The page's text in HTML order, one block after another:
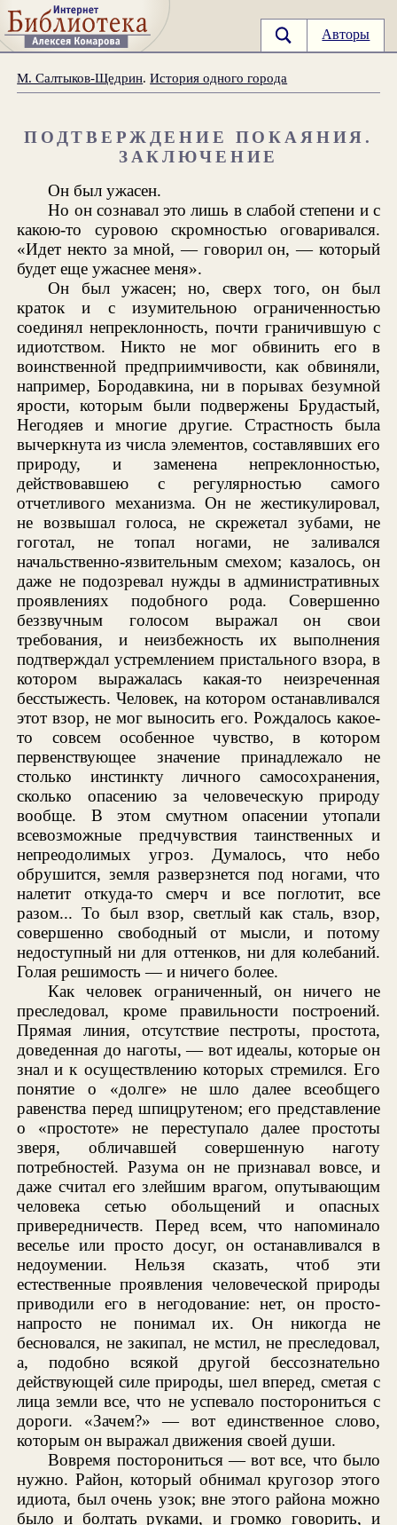
Авторы
М. Салтыков-Щедрин.История одного города
ПОДТВЕРЖДЕНИЕ ПОКАЯНИЯ.
ЗАКЛЮЧЕНИЕ
Он был ужасен.
Но он сознавал это лишь в слабой степени и с
какою-то суровою скромностью оговаривался.
«Идет некто за мной, — говорил он, — который
будет еще ужаснее меня».
Он был ужасен; но, сверх того, он был
краток и с изумительною ограниченностью
соединял непреклонность, почти граничившую с
идиотством. Никто не мог обвинить его в
воинственной предприимчивости, как обвиняли,
например, Бородавкина, ни в порывах безумной
ярости, которым были подвержены Брудастый,
Негодяев и многие другие. Страстность была
вычеркнута из числа элементов, составлявших его
природу, и заменена непреклонностью,
действовавшею с регулярностью самого
отчетливого механизма. Он не жестикулировал,
не возвышал голоса, не скрежетал зубами, не
гоготал, не топал ногами, не заливался
начальственно-язвительным смехом; казалось, он
даже не подозревал нужды в административных
проявлениях подобного рода. Совершенно
беззвучным голосом выражал он свои
требования, и неизбежность их выполнения
подтверждал устремлением пристального взора, в
котором выражалась какая-то неизреченная
бесстыжесть. Человек, на котором останавливался
этот взор, не мог выносить его. Рождалось какое-
то совсем особенное чувство, в котором
первенствующее значение принадлежало не
столько инстинкту личного самосохранения,
сколько опасению за человеческую природу
вообще. В этом смутном опасении утопали
всевозможные предчувствия таинственных и
непреодолимых угроз. Думалось, что небо
обрушится, земля разверзнется под ногами, что
налетит откуда-то смерч и все поглотит, все
разом... То был взор, светлый как сталь, взор,
совершенно свободный от мысли, и потому
недоступный ни для оттенков, ни для колебаний.
Голая решимость — и ничего более.
Как человек ограниченный, он ничего не
преследовал, кроме правильности построений.
Прямая линия, отсутствие пестроты, простота,
доведенная до наготы, — вот идеалы, которые он
знал и к осуществлению которых стремился. Его
понятие о «долге» не шло далее всеобщего
равенства перед шпицрутеном; его представление
о «простоте» не переступало далее простоты
зверя, обличавшей совершенную наготу
потребностей. Разума он не признавал вовсе, и
даже считал его злейшим врагом, опутывающим
человека сетью обольщений и опасных
привередничеств. Перед всем, что напоминало
веселье или просто досуг, он останавливался в
недоумении. Нельзя сказать, чтоб эти
естественные проявления человеческой природы
приводили его в негодование: нет, он просто-
напросто не понимал их. Он никогда не
бесновался, не закипал, не мстил, не преследовал,
а, подобно всякой другой бессознательно
действующей силе природы, шел вперед, сметая с
лица земли все, что не успевало посторониться с
дороги. «Зачем?» — вот единственное слово,
которым он выражал движения своей души.
Вовремя посторониться — вот все, что было
нужно. Район, который обнимал кругозор этого
идиота, был очень узок; вне этого района можно
было и болтать руками, и громко говорить, и